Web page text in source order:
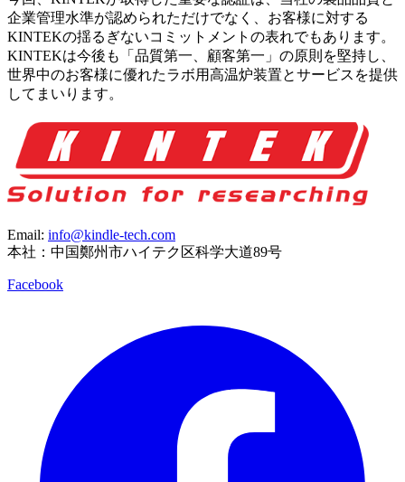
企業管理水準が認められただけでなく、お客様に対する
KINTEKの揺るぎないコミットメントの表れでもあります。
KINTEKは今後も「品質第一、顧客第一」の原則を堅持し、
世界中のお客様に優れたラボ用高温炉装置とサービスを提供
してまいります。
Email: info@kindle-tech.com
本社：中国鄭州市ハイテク区科学大道89号
Facebook